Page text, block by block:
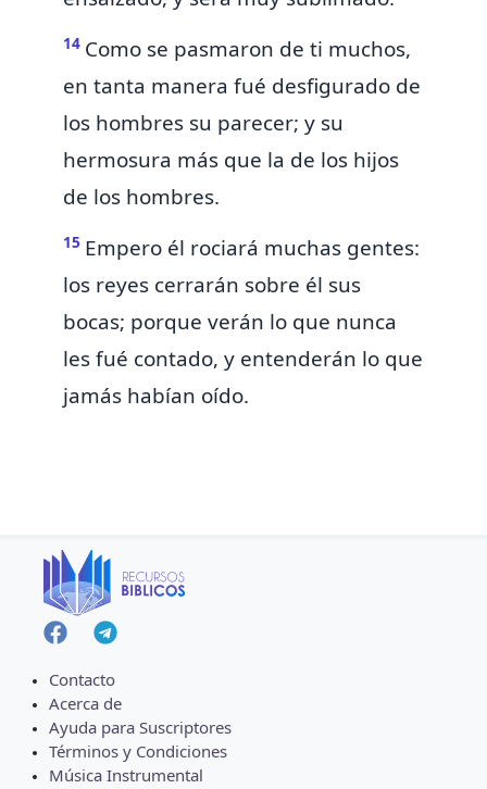
14 Como se pasmaron de ti muchos,
en tanta manera fué desfigurado de
los hombres su parecer; y su
hermosura más que la de los hijos
de los hombres.
15 Empero él rociará muchas gentes:
los reyes cerrarán sobre él sus
bocas; porque verán lo que nunca
les fué contado, y entenderán lo que
jamás habían oído.
Contacto
Acerca de
Ayuda para Suscriptores
Términos y Condiciones
Música Instrumental